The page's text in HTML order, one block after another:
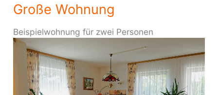
Große Wohnung
Beispielwohnung für zwei Personen